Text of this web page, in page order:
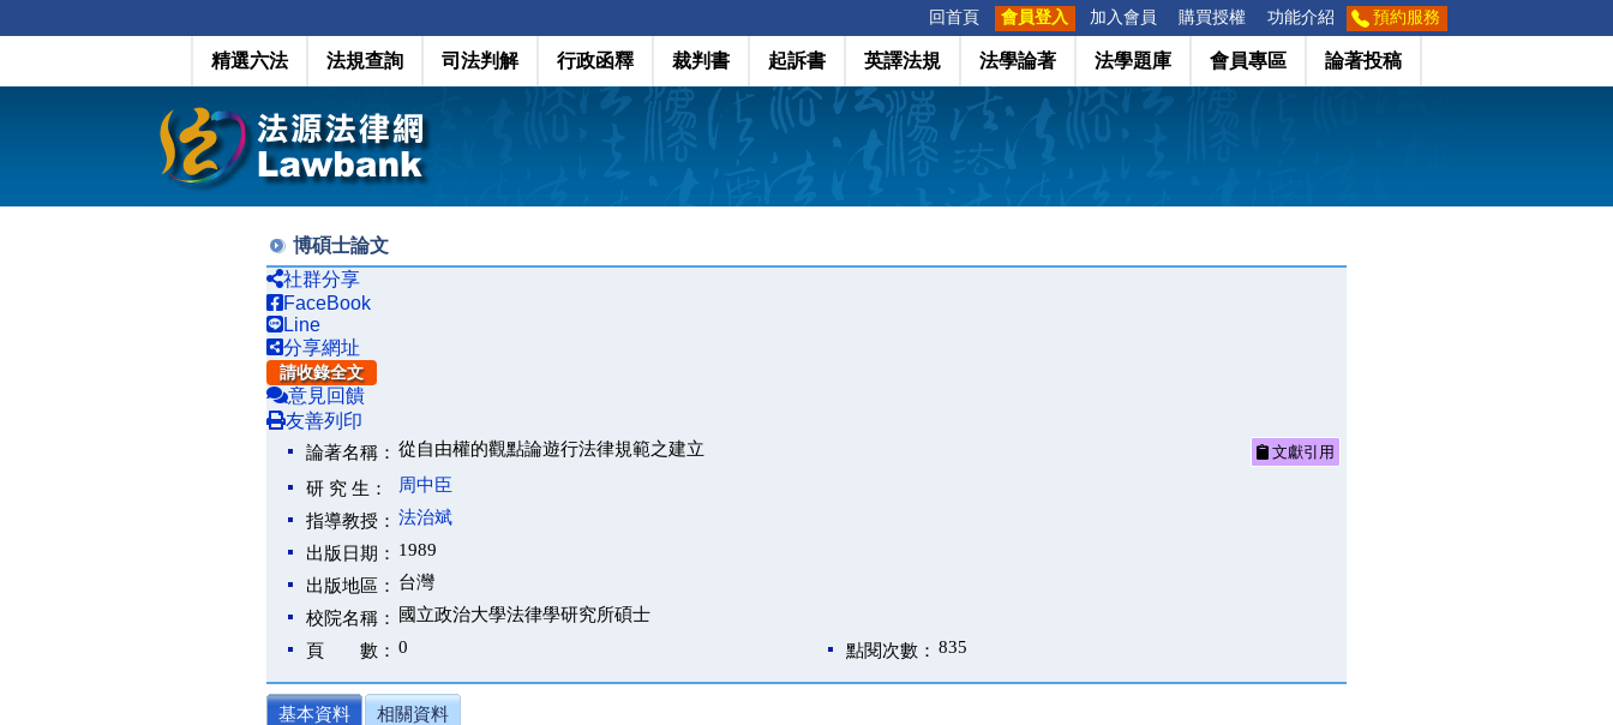
回首頁 會員登入 加入會員 購買授權 功能介紹 預約服務
精選六法 法規查詢 司法判解 行政函釋 裁判書 起訴書 英譯法規 法學論著 法學題庫 會員專區 論著投稿
博碩士論文
社群分享
FaceBook
Line
分享網址
請收錄全文
意見回饋
友善列印
論著名稱： 從自由權的觀點論遊行法律規範之建立 文獻引用
研 究 生：
周中臣
指導教授： 法治斌
出版日期： 1989
出版地區： 台灣
校院名稱：
國立政治大學法律學研究所碩士
頁 數： 0 點閱次數： 835
基本資料 相關資料